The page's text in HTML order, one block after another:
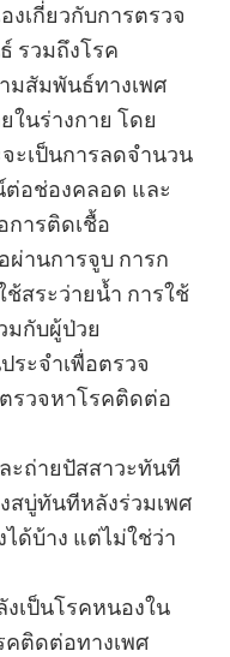
เกี่ยวกับการตรวจ
รวมถึงโรค
มสัมพันธ์ทางเพศ
ในร่างกาย โดย
ะเป็นการลดจำนวน
ต่อช่องคลอด และ
การติดเชื้อ
านการจูบ การก
สระว่ายน้ำ การใช้
มกับผู้ป่วย
ะจำเพื่อตรวจ
รวจหาโรคติดต่อ
ะถ่ายปัสสาวะทันที
สบู่ทันทีหลังร่วมเพศ
ด้บ้าง แต่ไม่ใช่ว่า
เป็นโรคหนองใน
คติดต่อทางเพศ